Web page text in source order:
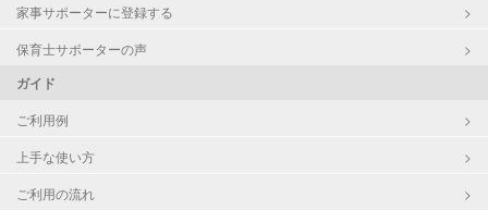
家事サポーターに登録する
保育士サポーターの声
ガイド
ご利用例
上手な使い方
ご利用の流れ